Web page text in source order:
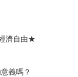
濟自由★
義嗎？